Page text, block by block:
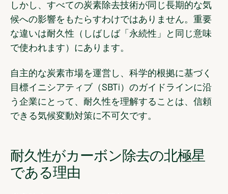
しかし、すべての炭素除去技術が同じ長期的な気
候への影響をもたらすわけではありません。重要
な違いは耐久性（しばしば「永続性」と同じ意味
で使われます）にあります。
自主的な炭素市場を運営し、科学的根拠に基づく
目標イニシアティブ（SBTi）のガイドラインに沿
う企業にとって、耐久性を理解することは、信頼
できる気候変動対策に不可欠です。
耐久性がカーボン除去の北極星
である理由